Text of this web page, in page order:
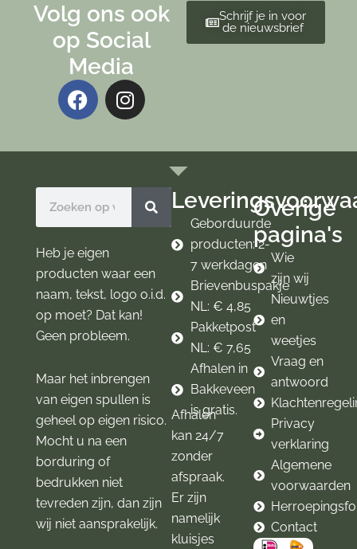
Volg ons ook
op Social
Media
F
a
e
o
o
k
I
n
t
g
a
Schrijf je in voor
de nieuwsbrief
Heb je eigen
producten waar een
naam, tekst, logo o.i.d.
op moet? Dat kan!
Geen probleem.
Maar het inbrengen
van eigen spullen is
geheel op eigen risico.
Mocht u na een
borduring of
bedrukken niet
tevreden zijn, dan zijn
wij niet aansprakelijk.
Geborduurde
producten: 2-
7 werkdagen
Brievenbuspakje
NL: € 4,85
Pakketpost
NL: € 7,65
Afhalen in
Bakkeveen
is gratis.
Afhalen
kan 24/7
zonder
afspraak.
Er zijn
namelijk
kluisjes
Overige
pagina's
Wie
zijn wij
Nieuwtjes
en
weetjes
Vraag en
antwoord
Privacy
verklaring
Algemene
voorwaarden
Contact